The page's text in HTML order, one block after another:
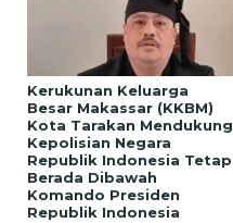
Kerukunan Keluarga
Besar Makassar (KKBM)
Kota Tarakan Mendukung
Kepolisian Negara
Republik Indonesia Tetap
Berada Dibawah
Komando Presiden
Republik Indonesia